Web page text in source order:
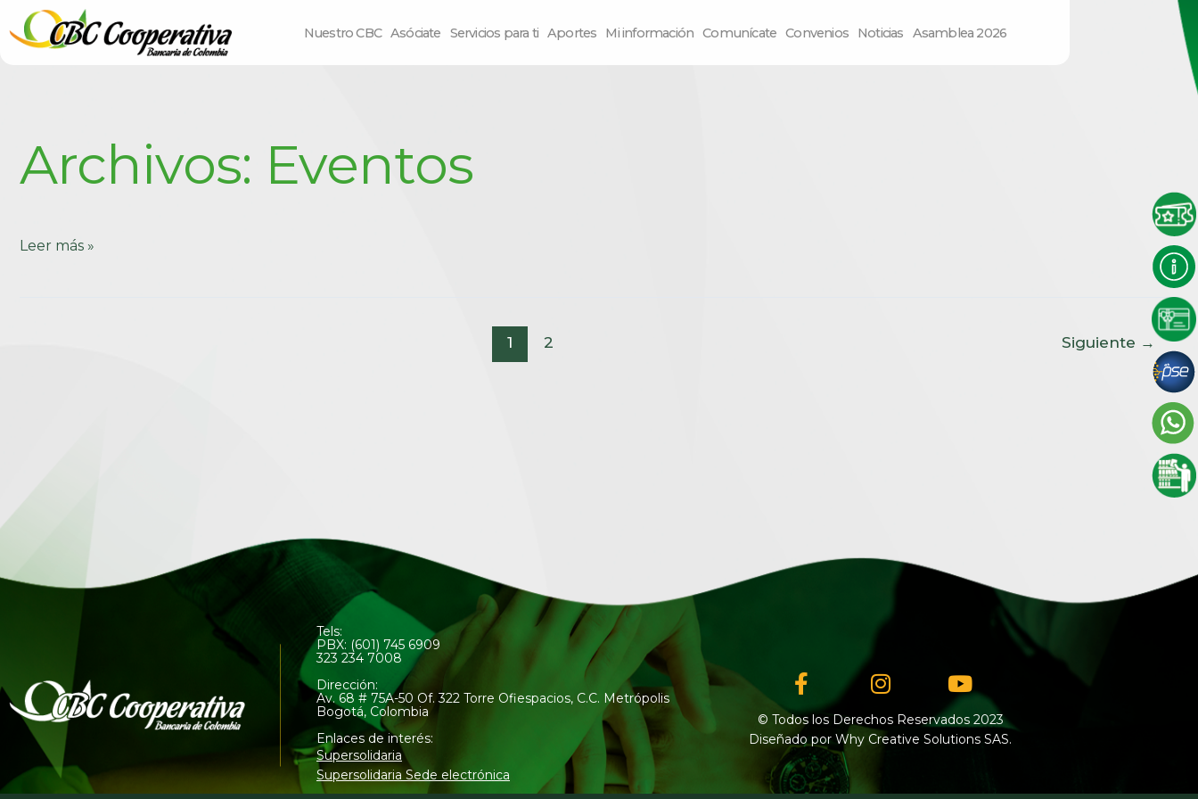
Nuestro CBC Asóciate Servicios para ti Aportes Mi información Comunícate Convenios Noticias Asamblea 2026
Archivos: Eventos
Leer más »
1 2 Siguiente →
Tels:
PBX: (601) 745 6909
323 234 7008
Dirección:
Av. 68 # 75A-50 Of. 322 Torre Ofiespacios, C.C. Metrópolis
Bogotá, Colombia
Enlaces de interés:
Supersolidaria
Supersolidaria Sede electrónica
Facebook-
f
InstagramYoutube
© Todos los Derechos Reservados 2023
Diseñado por Why Creative Solutions SAS.